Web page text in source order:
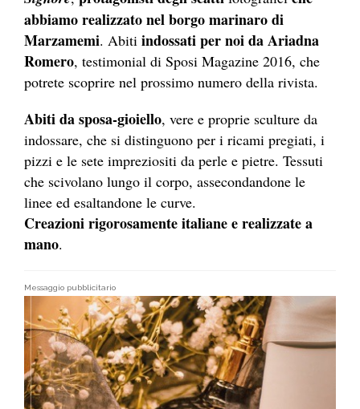
abbiamo realizzato nel borgo marinaro di
Marzamemi. Abiti indossati per noi da Ariadna
Romero, testimonial di Sposi Magazine 2016, che
potrete scoprire nel prossimo numero della rivista.
Abiti da sposa-gioiello, vere e proprie sculture da
indossare, che si distinguono per i ricami pregiati, i
pizzi e le sete impreziositi da perle e pietre. Tessuti
che scivolano lungo il corpo, assecondandone le
linee ed esaltandone le curve.
Creazioni rigorosamente italiane e realizzate a
mano.
Messaggio pubblicitario